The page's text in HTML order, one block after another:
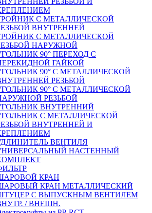
С МЕТАЛЛИЧЕСКОЙ
ВНУТРЕННЕЙ
С МЕТАЛЛИЧЕСКОЙ
НАРУЖНОЙ
90° ПЕРЕХОД С
ГАЙКОЙ
90° С МЕТАЛЛИЧЕСКОЙ
РЕЗЬБОЙ
90° С МЕТАЛЛИЧЕСКОЙ
РЕЗЬБОЙ
ВНУТРЕННИЙ
С МЕТАЛЛИЧЕСКОЙ
ВНУТРЕННЕЙ И
ВЕНТИЛЯ
НАСТЕННЫЙ
КРАН
КРАН МЕТАЛЛИЧЕСКИЙ
С ВЫПУСКНЫМ ВЕНТИЛЕМ
/ ВНЕШН.